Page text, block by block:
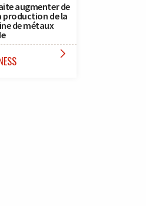
augmenter de
production de la
de métaux
